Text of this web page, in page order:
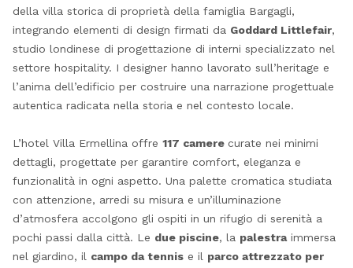
della villa storica di proprietà della famiglia Bargagli,
integrando elementi di design firmati da Goddard Littlefair,
studio londinese di progettazione di interni specializzato nel
settore hospitality. I designer hanno lavorato sull’heritage e
l’anima dell’edificio per costruire una narrazione progettuale
autentica radicata nella storia e nel contesto locale.
L’hotel Villa Ermellina offre 117 camere curate nei minimi
dettagli, progettate per garantire comfort, eleganza e
funzionalità in ogni aspetto. Una palette cromatica studiata
con attenzione, arredi su misura e un’illuminazione
d’atmosfera accolgono gli ospiti in un rifugio di serenità a
pochi passi dalla città. Le due piscine, la palestraimmersa
nel giardino, il campo da tennise il parco attrezzato per